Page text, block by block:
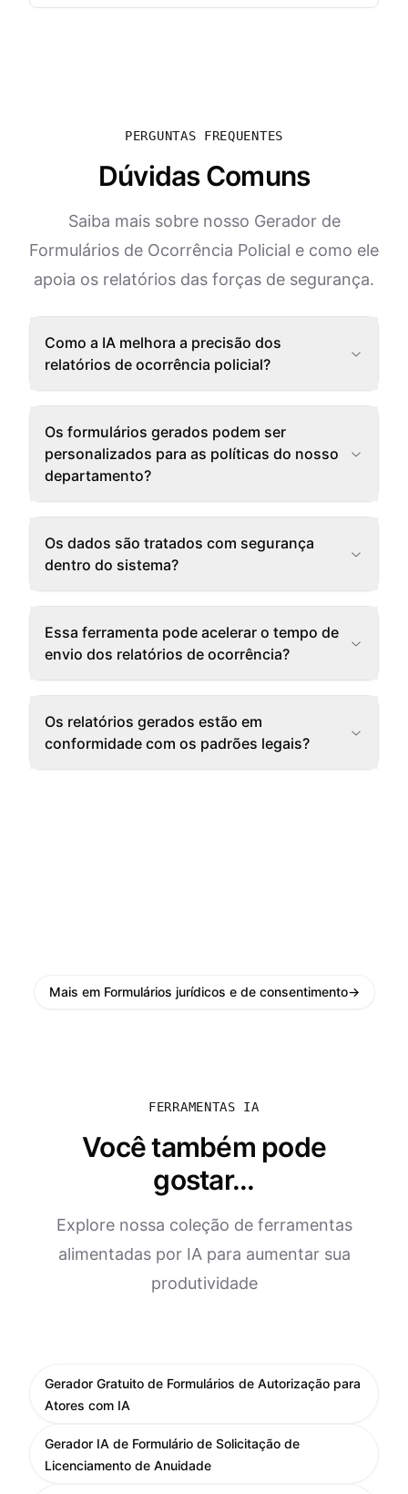
PERGUNTAS FREQUENTES
Dúvidas Comuns
Saiba mais sobre nosso Gerador de
Formulários de Ocorrência Policial e como ele
apoia os relatórios das forças de segurança.
Como a IA melhora a precisão dos
relatórios de ocorrência policial?
Os formulários gerados podem ser
personalizados para as políticas do nosso
departamento?
Os dados são tratados com segurança
dentro do sistema?
Essa ferramenta pode acelerar o tempo de
envio dos relatórios de ocorrência?
Os relatórios gerados estão em
conformidade com os padrões legais?
Mais em Formulários jurídicos e de consentimento→
FERRAMENTAS IA
Você também pode
gostar...
Explore nossa coleção de ferramentas
alimentadas por IA para aumentar sua
produtividade
Gerador Gratuito de Formulários de Autorização para
Atores com IA
Gerador IA de Formulário de Solicitação de
Licenciamento de Anuidade